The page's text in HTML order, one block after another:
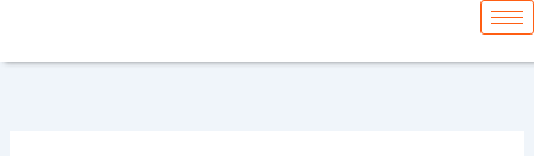
content